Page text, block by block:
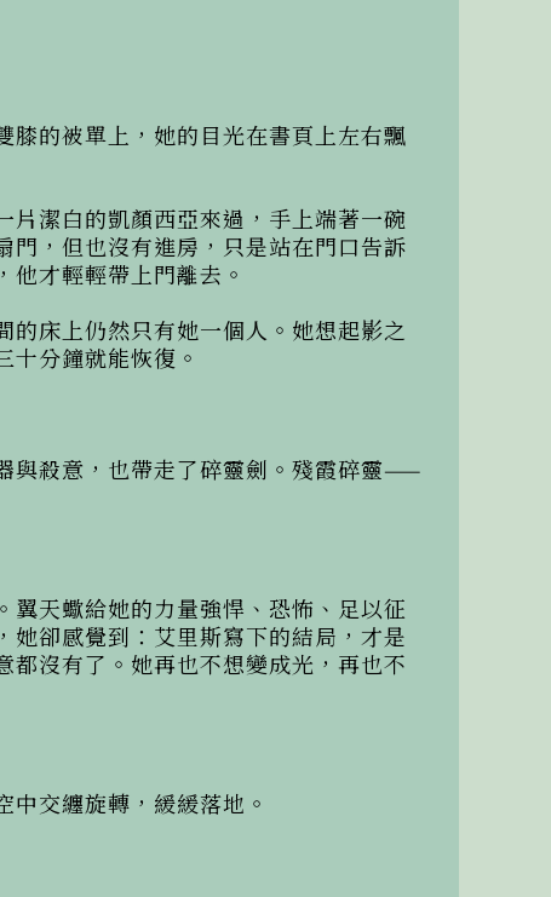
的被單上，她的目光在書頁上左右飄
潔白的凱顏西亞來過，手上端著一碗
門，但也沒有進房，只是站在門口告訴
才輕輕帶上門離去。
床上仍然只有她一個人。她想起影之
分鐘就能恢復。
殺意，也帶走了碎靈劍。殘霞碎靈——
天蠍給她的力量強悍、恐怖、足以征
卻感覺到：艾里斯寫下的結局，才是
沒有了。她再也不想變成光，再也不
交纏旋轉，緩緩落地。